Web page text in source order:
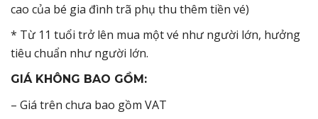
cao của bé gia đình trã phụ thu thêm tiền vé)
* Từ 11 tuổi trở lên mua một vé như người lớn, hưởng
tiêu chuẩn như người lớn.
GIÁ KHÔNG BAO GỒM:
– Giá trên chưa bao gồm VAT